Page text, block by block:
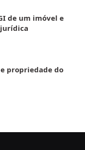
de um imóvel e
propriedade do